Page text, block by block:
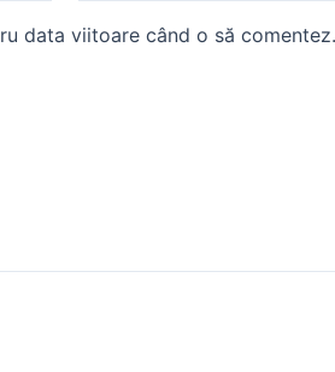
data viitoare când o să comentez.